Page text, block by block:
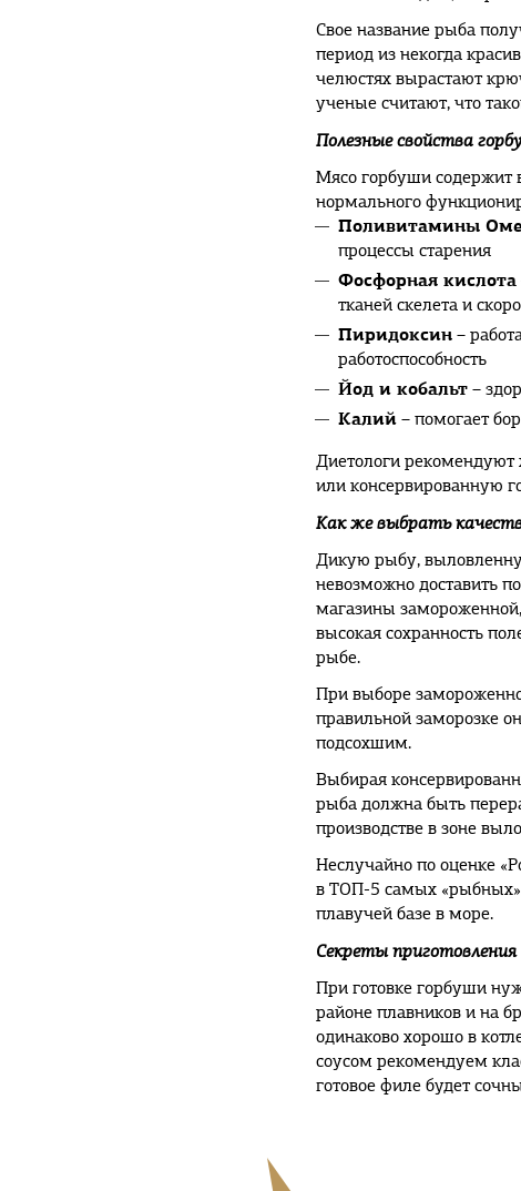
Свое название рыба
период из некогда
челюстях вырастают
ученые считают, что
Полезные свойства
Мясо горбуши содержит
нормального
Поливитамины
процессы старения
Фосфорная кислота
тканей скелета и
Пиридоксин –
работоспособность
Йод и кобальт –
Калий – помогает
Диетологи рекомендуют
или консервированную
Как же выбрать
Дикую рыбу,
невозможно доставить
магазины
высокая сохранность
рыбе.
При выборе
правильной заморозке
подсохшим.
Выбирая
рыба должна быть
производстве в зоне
Неслучайно по оценке
в ТОП-5 самых «рыбных»
плавучей базе в море.
Секреты приготовления
При готовке горбуши
районе плавников и на
одинаково хорошо в
соусом рекомендуем
готовое филе будет